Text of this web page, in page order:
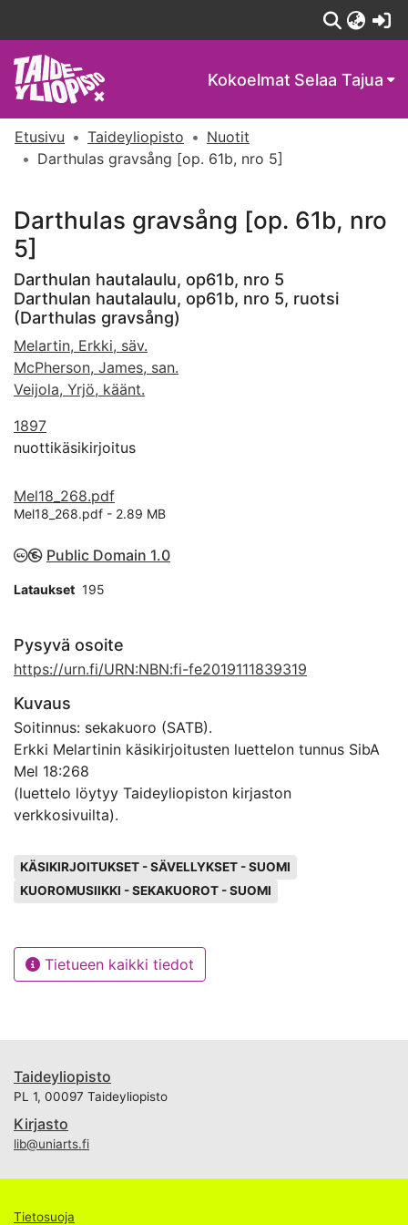
Kokoelmat Selaa Tajua
Etusivu Taideyliopisto
Nuotit
Darthulas gravsång [op. 61b, nro 5]
Darthulas gravsång [op. 61b, nro
5]
Darthulan hautalaulu, op61b, nro 5
Darthulan hautalaulu, op61b, nro 5, ruotsi
(Darthulas gravsång)
Melartin, Erkki, säv.
McPherson, James, san.
Veijola, Yrjö, käänt.
1897
nuottikäsikirjoitus
Mel18_268.pdf
Mel18_268.pdf - 2.89 MB
Public Domain 1.0
Lataukset 195
Pysyvä osoite
https://urn.fi/URN:NBN:fi-fe2019111839319
Kuvaus
Soitinnus: sekakuoro (SATB).
Erkki Melartinin käsikirjoitusten luettelon tunnus SibA
Mel 18:268
(luettelo löytyy Taideyliopiston kirjaston
verkkosivuilta).
Avainsanat
KÄSIKIRJOITUKSET - SÄVELLYKSET - SUOMI
KUOROMUSIIKKI - SEKAKUOROT - SUOMI
Tietueen kaikki tiedot
Taideyliopisto
PL 1, 00097 Taideyliopisto
Kirjasto
lib@uniarts.fi
Tietosuoja